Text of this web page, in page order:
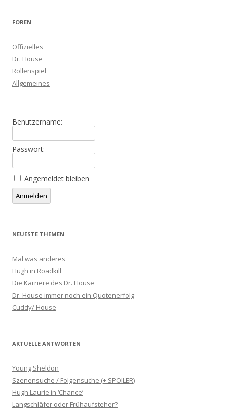
FOREN
Offizielles
Dr. House
Rollenspiel
Allgemeines
Benutzername:
Passwort:
Angemeldet bleiben
Alternative:
Anmelden
NEUESTE THEMEN
Mal was anderes
Hugh in Roadkill
Die Karriere des Dr. House
Dr. House immer noch ein Quotenerfolg
Cuddy/ House
AKTUELLE ANTWORTEN
Young Sheldon
Szenensuche / Folgensuche (+ SPOILER)
Hugh Laurie in ‘Chance’
Langschläfer oder Frühaufsteher?